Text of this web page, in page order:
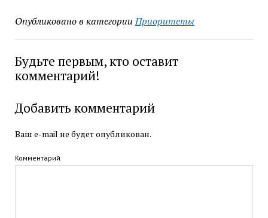
Опубликовано в категории Приоритеты
Будьте первым, кто оставит
комментарий!
Добавить комментарий
Ваш e-mail не будет опубликован.
Комментарий